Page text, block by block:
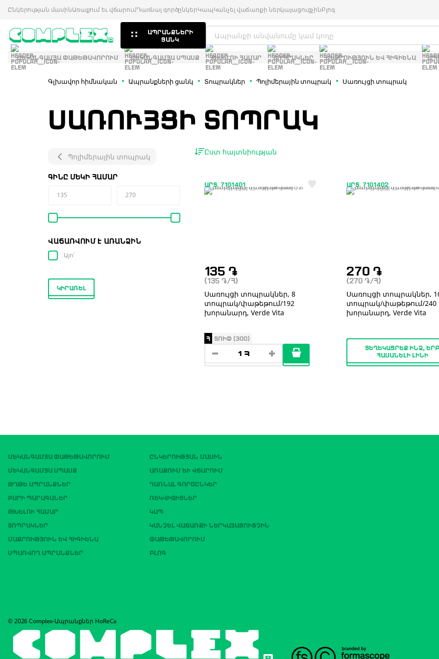
Ընկերության մասինԱռաքում եւ վճարումԴառնալ գործընկերԿապԿանչել վաճառքի ներկայացուցչինԲլոգ
ԱՊՐԱՆՔՆԵՐԻ
ՑԱՆԿ
ՄԵԿԱՆԳԱՄՅԱ ՓԱԹԵԹԱՎՈՐՈՒՄ ՄԵԿԱՆԳԱՄՅԱ ՍՊԱՍՔ ԹԽԵԼՈՒ ՀԱՄԱՐ ՏՈՊՐԱԿՆԵՐ ՄԱՔՐՈՒԹՅՈՒՆ ԵՎ ՀԻԳԻԵՆԱ
Գլխավոր հիմնական Ապրանքների ցանկ Տոպրակներ Պոլիմերային տոպրակ Սառույցի տոպրակ
ՍԱՌՈՒՅՑԻ ՏՈՊՐԱԿ
Պոլիմերային տոպրակ
ԳԻՆԸ ՄԵԿԻ ՀԱՄԱՐ
ՎԱՃԱՌՎՈՒՄ Է ԱՌԱՆՁԻՆ
Այո՛
ԿԻՐԱՌԵԼ
Ըստ հայտնիության
ԱՐՏ. 7101401
135 ֏
(135 ֏ /Հ)
Սառույցի տոպրակներ, 8
տոպրակ/փաթեթում/192
խորանարդ, Verde Vita
Հ ՏՈՒՓ (300)
ԱՐՏ. 7101402
270 ֏
(270 ֏/Հ)
Սառույցի տոպրակներ,
տոպրակ/փաթեթում/240
խորանարդ, Verde Vita
ՏԵՂԵԿԱՑՐԵՔ ԻՆՁ,
ՀԱՍԱՆԵԼԻ ԼԻՆԻ
ՄԵԿԱՆԳԱՄՅԱ ՓԱԹԵԹԱՎՈՐՈՒՄ
ՄԵԿԱՆԳԱՄՅԱ ՍՊԱՍՔ
ԹՂԹԵ ԱՊՐԱՆՔՆԵՐ
ԲԱՐԻ ՊԱՐԱԳԱՆԵՐ
ԹԽԵԼՈՒ ՀԱՄԱՐ
ՏՈՊՐԱԿՆԵՐ
ՄԱՔՐՈՒԹՅՈՒՆ ԵՎ ՀԻԳԻԵՆԱ
ՍՊԱՌՎՈՂ ԱՊՐԱՆՔՆԵՐ
ԸՆԿԵՐՈՒԹՅԱՆ ՄԱՍԻՆ
ԱՌԱՔՈՒՄ ԵՒ ՎՃԱՐՈՒՄ
ԴԱՌՆԱԼ ԳՈՐԾԸՆԿԵՐ
ՌԵԿՎԻԶԻՏՆԵՐ
ԿԱՊ
ԿԱՆՉԵԼ ՎԱՃԱՌՔԻ ՆԵՐԿԱՅԱՑՈՒՑՉԻՆ
ՓԱԹԵԹԱՎՈՐՈՒՄ
ԲԼՈԳ
© 2026 Complex-Ապրանքներ HoReCa